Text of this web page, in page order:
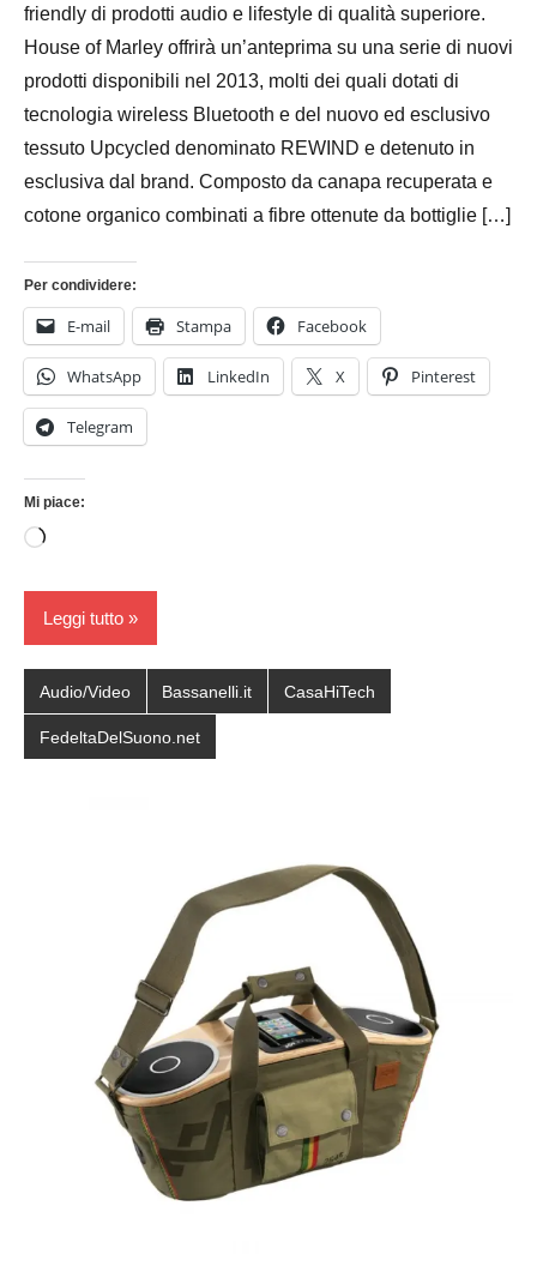
friendly di prodotti audio e lifestyle di qualità superiore.
House of Marley offrirà un’anteprima su una serie di nuovi
prodotti disponibili nel 2013, molti dei quali dotati di
tecnologia wireless Bluetooth e del nuovo ed esclusivo
tessuto Upcycled denominato REWIND e detenuto in
esclusiva dal brand. Composto da canapa recuperata e
cotone organico combinati a fibre ottenute da bottiglie […]
Per condividere:
E-mail Stampa Facebook
WhatsApp LinkedIn X Pinterest
Telegram
Mi piace:
Caricamento
corso…
Leggi tutto
Audio/Video Bassanelli.it CasaHiTech
FedeltaDelSuono.net